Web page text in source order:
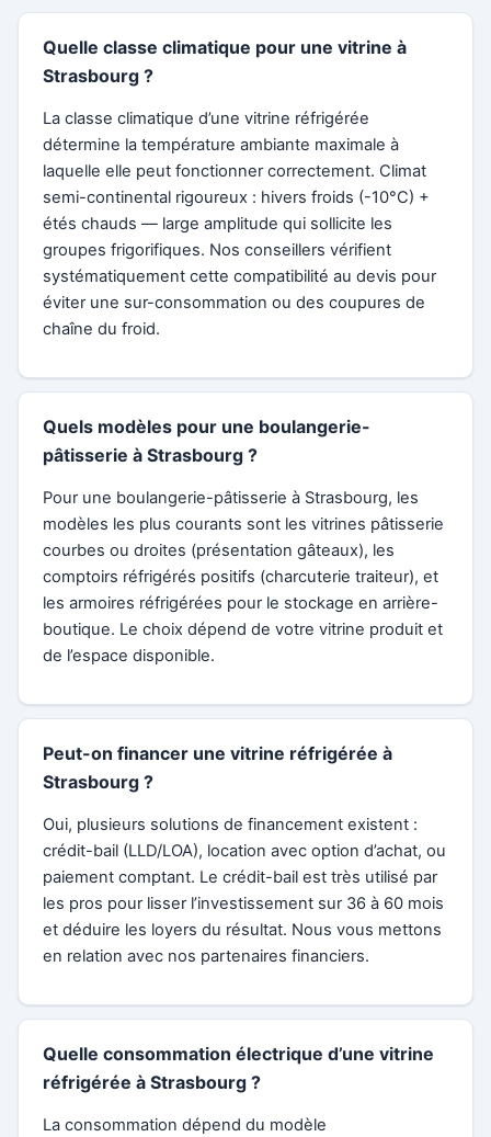
Quelle classe climatique pour une vitrine à
Strasbourg ?
La classe climatique d’une vitrine réfrigérée
détermine la température ambiante maximale à
laquelle elle peut fonctionner correctement. Climat
semi-continental rigoureux : hivers froids (-10°C) +
étés chauds — large amplitude qui sollicite les
groupes frigorifiques. Nos conseillers vérifient
systématiquement cette compatibilité au devis pour
éviter une sur-consommation ou des coupures de
chaîne du froid.
Quels modèles pour une boulangerie-
pâtisserie à Strasbourg ?
Pour une boulangerie-pâtisserie à Strasbourg, les
modèles les plus courants sont les vitrines pâtisserie
courbes ou droites (présentation gâteaux), les
comptoirs réfrigérés positifs (charcuterie traiteur), et
les armoires réfrigérées pour le stockage en arrière-
boutique. Le choix dépend de votre vitrine produit et
de l’espace disponible.
Peut-on financer une vitrine réfrigérée à
Strasbourg ?
Oui, plusieurs solutions de financement existent :
crédit-bail (LLD/LOA), location avec option d’achat, ou
paiement comptant. Le crédit-bail est très utilisé par
les pros pour lisser l’investissement sur 36 à 60 mois
et déduire les loyers du résultat. Nous vous mettons
en relation avec nos partenaires financiers.
Quelle consommation électrique d’une vitrine
réfrigérée à Strasbourg ?
La consommation dépend du modèle